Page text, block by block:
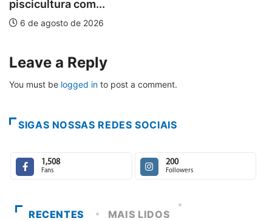
Leave a Reply
You must be logged in to post a comment.
SIGAS NOSSAS REDES SOCIAIS
1,508
Fans
200
Followers
RECENTES MAIS LIDOS